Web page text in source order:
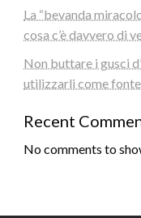
La “bevanda
cosa c’è davvero di
Non buttare i gusci
utilizzarli come
Recent
No comments to